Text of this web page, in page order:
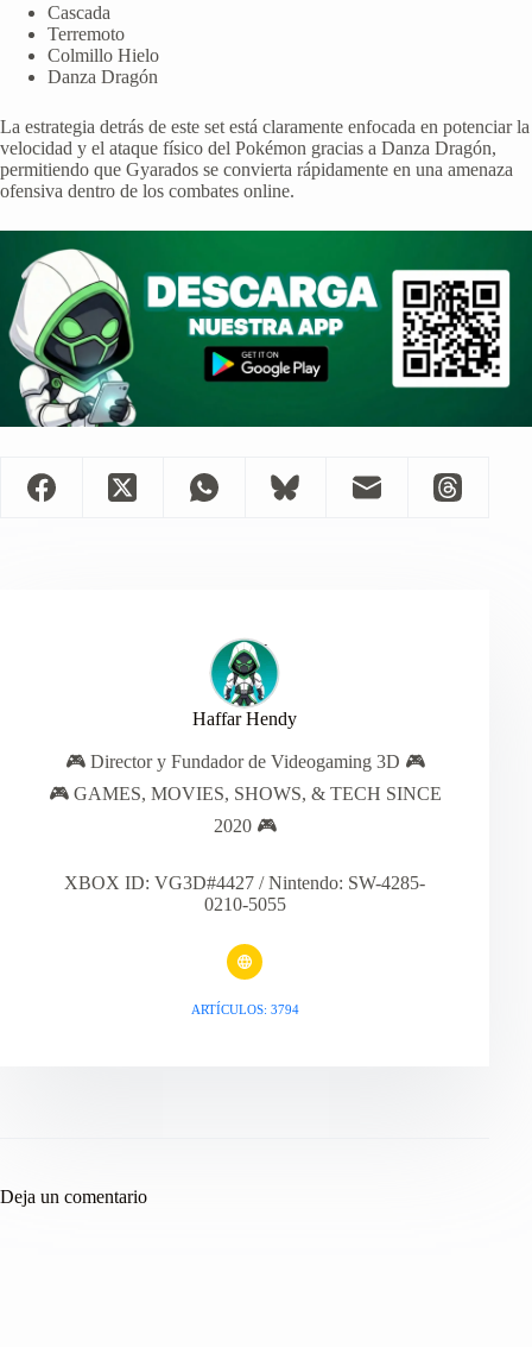
Cascada
Terremoto
Colmillo Hielo
Danza Dragón
La estrategia detrás de este set está claramente enfocada en potenciar la
velocidad y el ataque físico del Pokémon gracias a Danza Dragón,
permitiendo que Gyarados se convierta rápidamente en una amenaza
ofensiva dentro de los combates online.
Haffar Hendy
🎮 Director y Fundador de Videogaming 3D 🎮
🎮 GAMES, MOVIES, SHOWS, & TECH SINCE
2020 🎮
XBOX ID: VG3D#4427 / Nintendo: SW-4285-
0210-5055
ARTÍCULOS: 3794
Deja un comentario